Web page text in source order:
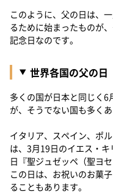
このように、父の日は、
るために始まったものが
記念日なのです。
世界各国の父の日
多くの国が日本と同じく
が、そうでない国も多くあ
イタリア、スペイン、ポ
は、3月19日のイエス・
日『聖ジュゼッペ（聖ヨ
この日は、お祝いのお菓
ることもあります。